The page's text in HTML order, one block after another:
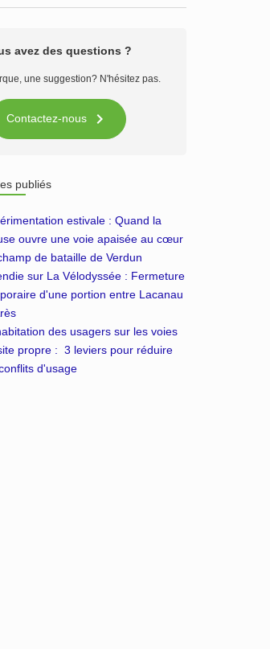
avez des questions ?
une suggestion? N'hésitez pas.
Contactez-nous 
publiés
estivale : Quand la
ouvre une voie apaisée au cœur
de bataille de Verdun
sur La Vélodyssée : Fermeture
d'une portion entre Lacanau
des usagers sur les voies
propre : 3 leviers pour réduire
d'usage